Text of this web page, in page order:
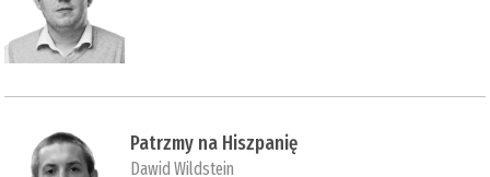
Patrzmy na Hiszpanię
Dawid Wildstein